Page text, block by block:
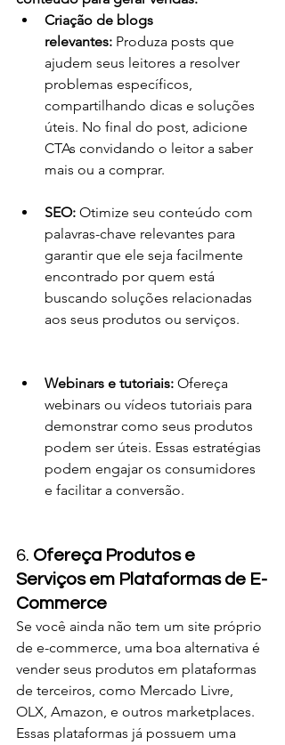
Criação de blogs
relevantes: Produza posts que
ajudem seus leitores a resolver
problemas específicos,
compartilhando dicas e soluções
úteis. No final do post, adicione
CTAs convidando o leitor a saber
mais ou a comprar.
SEO: Otimize seu conteúdo com
palavras-chave relevantes para
garantir que ele seja facilmente
encontrado por quem está
buscando soluções relacionadas
aos seus produtos ou serviços.
Webinars e tutoriais: Ofereça
webinars ou vídeos tutoriais para
demonstrar como seus produtos
podem ser úteis. Essas estratégias
podem engajar os consumidores
e facilitar a conversão.
6. Ofereça Produtos e
Serviços em Plataformas de E-
Commerce
Se você ainda não tem um site próprio
de e-commerce, uma boa alternativa é
vender seus produtos em plataformas
de terceiros, como Mercado Livre,
OLX, Amazon, e outros marketplaces.
Essas plataformas já possuem uma